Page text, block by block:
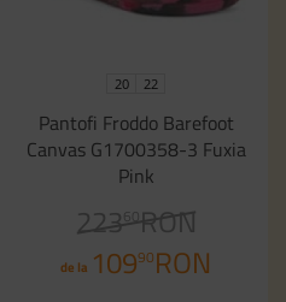
20 22
Pantofi Froddo Barefoot
Canvas G1700358-3 Fuxia
Pink
223 60RON
de la 10990RON